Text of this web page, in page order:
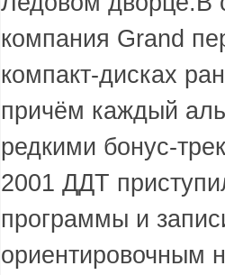
компания Grand
компакт-дисках
причём каждый
редкими бонус-
2001 ДДТ
программы и
ориентировочным